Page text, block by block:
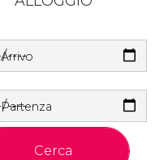
Arrivo
Partenza
Cerca